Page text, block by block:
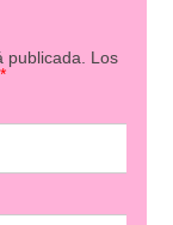
Los
*